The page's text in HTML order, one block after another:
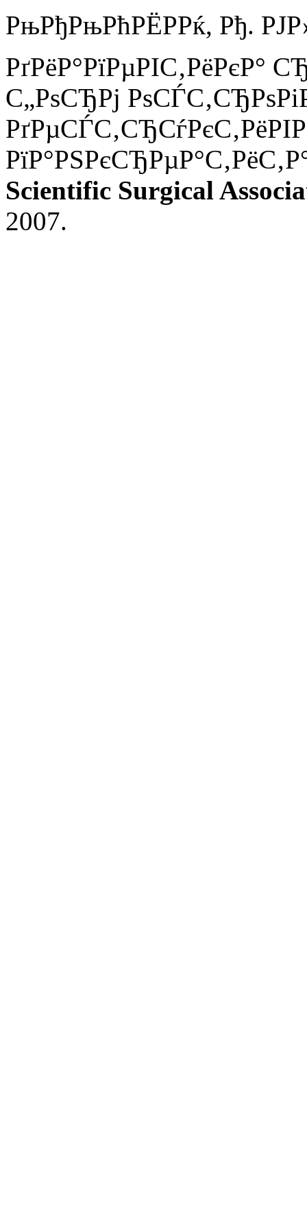
РњРђРњРћРЁРРќ, Рђ.
РґРёР°РїРµРІС‚РёРєР°
С„РѕСЂРј
Scientific Surgical
2007.